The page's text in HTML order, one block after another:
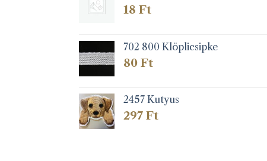
18 Ft
702 800 Klöplicsipke
80 Ft
2457 Kutyus
297 Ft